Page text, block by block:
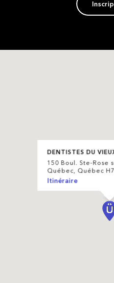
DENTISTES DU
150 Boul. Ste-Rose
Québec, Québec
Itinéraire